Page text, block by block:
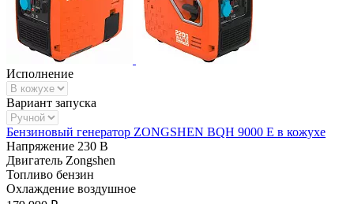
Исполнение
Вариант запуска
Бензиновый генератор ZONGSHEN BQH 9000 E в кожухе
Напряжение 230 В
Двигатель Zongshen
Топливо бензин
Охлаждение воздушное